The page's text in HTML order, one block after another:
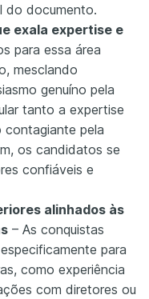
do documento.
exala expertise e
para essa área
mesclando
genuíno pela
tanto a expertise
contagiante pela
os candidatos se
confiáveis e
alinhados às
– As conquistas
para
como experiência
com diretores ou